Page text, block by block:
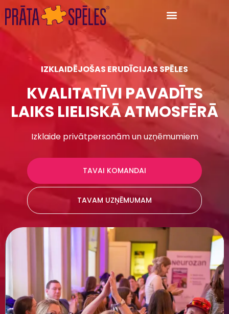
IZKLAIDĒJOŠAS ERUDĪCIJAS SPĒLES
KVALITATĪVI PAVADĪTS
LAIKS LIELISKĀATMOSFĒRĀ
Izklaide privātpersonām un uzņēmumiem
TAVAI KOMANDAI
TAVAM UZŅĒMUMAM